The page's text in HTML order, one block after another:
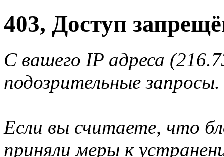
403, Доступ
С вашего IP адреса
подозрительные запросы.
Если вы считаете, что
приняли меры к